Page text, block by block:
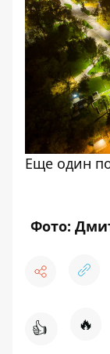
Еще один
Фото:
👍 🔥